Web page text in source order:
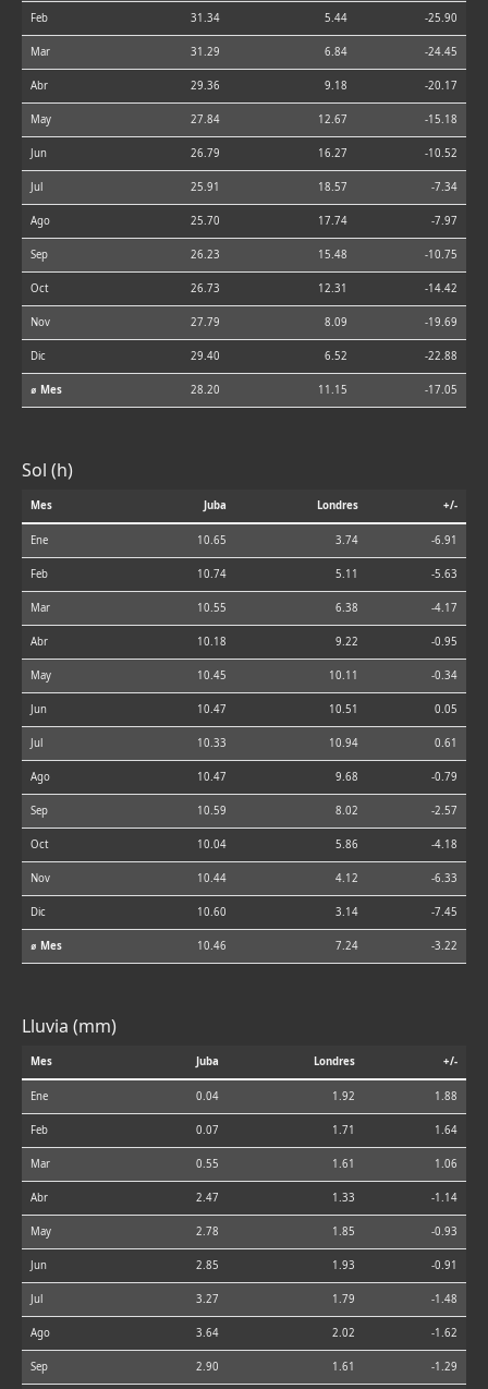
Feb 31.34 5.44 -25.90
Mar 31.29 6.84 -24.45
Abr 29.36 9.18 -20.17
May 27.84 12.67 -15.18
Jun 26.79 16.27 -10.52
Jul 25.91 18.57 -7.34
Ago 25.70 17.74 -7.97
Sep 26.23 15.48 -10.75
Oct 26.73 12.31 -14.42
Nov 27.79 8.09 -19.69
Dic 29.40 6.52 -22.88
⌀ Mes 28.20 11.15 -17.05
Sol (h)
Mes Juba Londres +/-
Ene 10.65 3.74 -6.91
Feb 10.74 5.11 -5.63
Mar 10.55 6.38 -4.17
Abr 10.18 9.22 -0.95
May 10.45 10.11 -0.34
Jun 10.47 10.51 0.05
Jul 10.33 10.94 0.61
Ago 10.47 9.68 -0.79
Sep 10.59 8.02 -2.57
Oct 10.04 5.86 -4.18
Nov 10.44 4.12 -6.33
Dic 10.60 3.14 -7.45
⌀ Mes 10.46 7.24 -3.22
Lluvia (mm)
Mes Juba Londres +/-
Ene 0.04 1.92 1.88
Feb 0.07 1.71 1.64
Mar 0.55 1.61 1.06
Abr 2.47 1.33 -1.14
May 2.78 1.85 -0.93
Jun 2.85 1.93 -0.91
Jul 3.27 1.79 -1.48
Ago 3.64 2.02 -1.62
Sep 2.90 1.61 -1.29